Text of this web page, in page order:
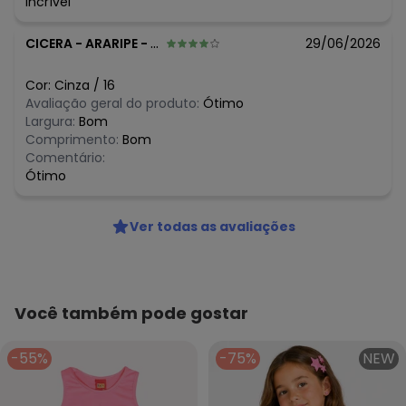
R$ 54,4
maio/2026 R$ 54,4
março/2026
fevereiro/2026
CICERA - ARARIPE - CE 29/06/2026
Cor: Cinza / 16
Avaliação geral do produto: Ótimo
Largura: Bom
Comprimento: Bom
Comentário:
Ótimo
Ver todas as avaliações
Você também pode gostar
-55% -75% NEW